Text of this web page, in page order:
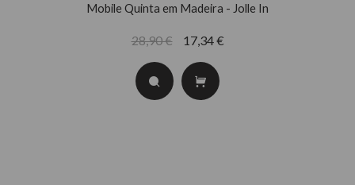
Mobile Quinta em Madeira - Jolle In
28,90 € 17,34 €